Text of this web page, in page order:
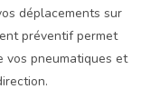
déplacements sur
préventif permet
vos pneumatiques et